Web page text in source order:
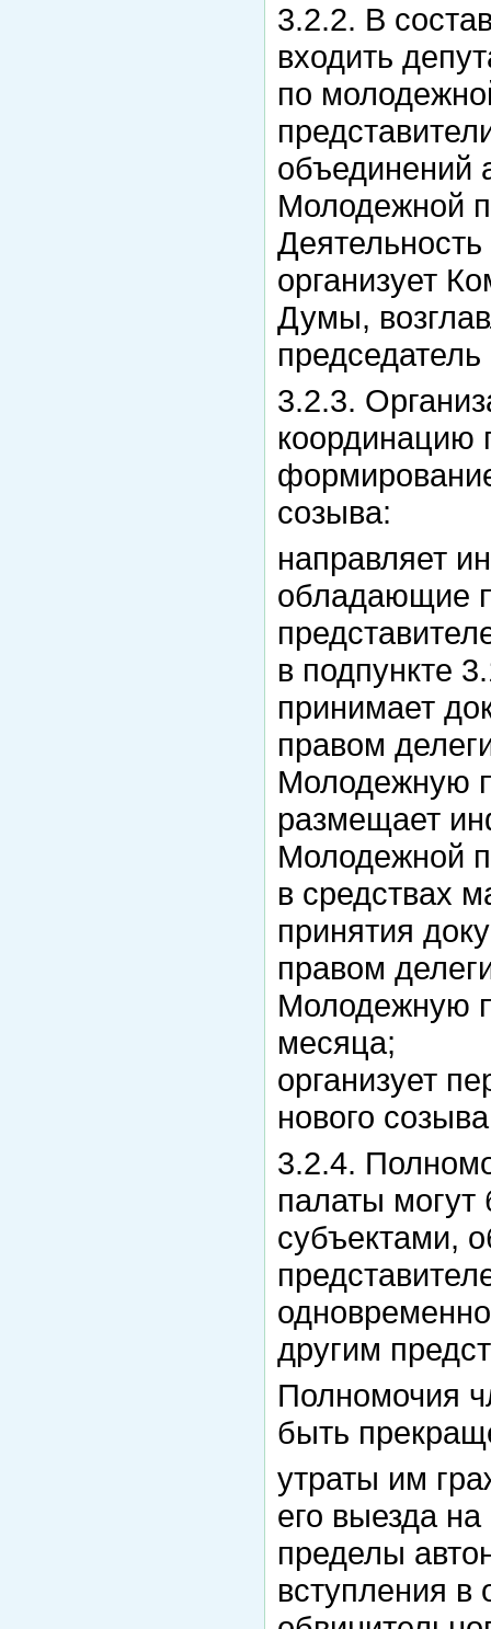
3.2.2. В
входить
по
объединений
Молодежной
Деятельность
организует
Думы,
3.2.3.
координацию
созыва:
направляет
обладающие
в подпункте
принимает
правом
Молодежную
размещает
Молодежной
в средствах
принятия
правом
Молодежную
месяца;
организует
нового
3.2.4.
палаты
субъектами,
другим
Полномочия
быть
утраты им
его выезда
пределы
вступления в